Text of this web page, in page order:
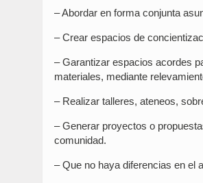
– Abordar en forma conjunta
– Crear espacios de
– Garantizar espacios acordes
materiales, mediante
– Realizar talleres, ateneos,
– Generar proyectos o
comunidad.
– Que no haya diferencias en el